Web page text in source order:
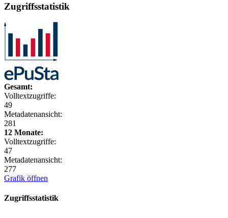
Zugriffsstatistik
Gesamt:
Volltextzugriffe:
49
Metadatenansicht:
281
12 Monate:
Volltextzugriffe:
47
Metadatenansicht:
277
Grafik öffnen
Zugriffsstatistik